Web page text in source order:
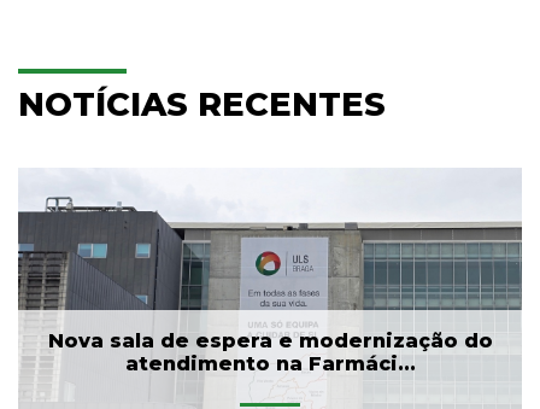
NOTÍCIAS RECENTES
Nova sala de espera e modernização do
atendimento na Farmáci...